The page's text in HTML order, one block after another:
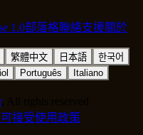
1.0部落格聯絡支援關於
繁體中文 日本語
한국어
Português
Italiano
, All rights reserved
可接受使用政策